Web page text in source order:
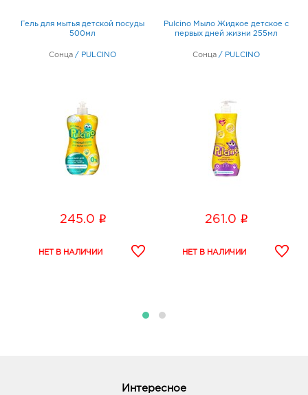
Гель для мытья детской посуды
500мл
Сонца / PULCINO
245.0 i
Pulcino Мыло Жидкое детское с
первых дней жизни 255мл
Сонца / PULCINO
261.0 i
Интересное